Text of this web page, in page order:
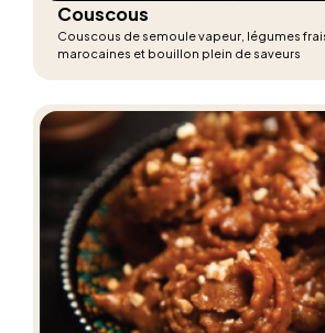
Couscous
Couscous de semoule vapeur, légumes
marocaines et bouillon plein de saveurs